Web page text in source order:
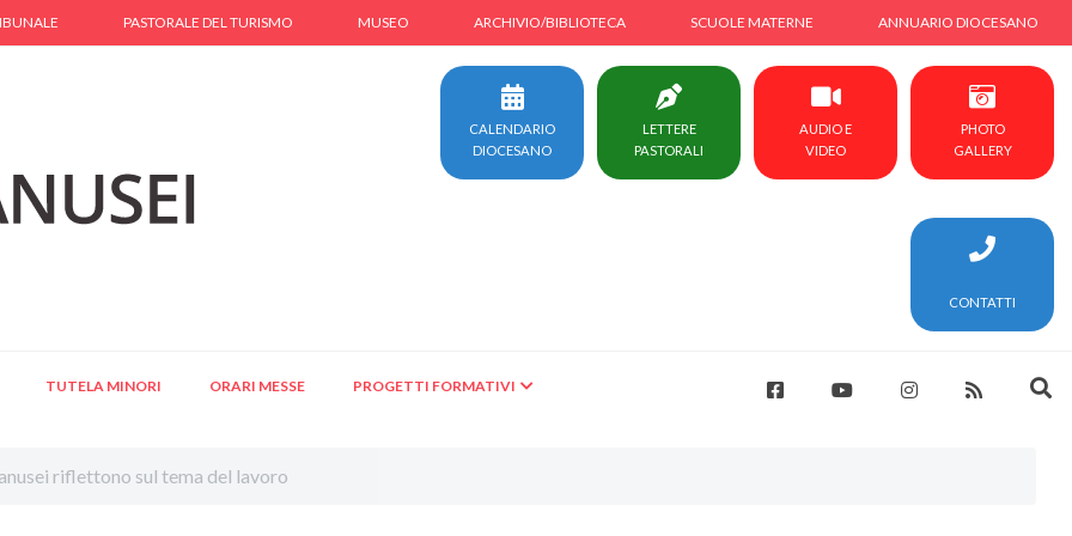
PASTORALE DEL TURISMO MUSEO ARCHIVIO/BIBLIOTECA SCUOLE MATERNE ANNUARIO DIOCESANO
CALENDARIO
DIOCESANO
LETTERE
PASTORALI
AUDIO E
VIDEO
PHOTO
GALLERY
CONTATTI
TUTELA MINORI ORARI MESSE PROGETTI FORMATIVI
riflettono sul tema del lavoro